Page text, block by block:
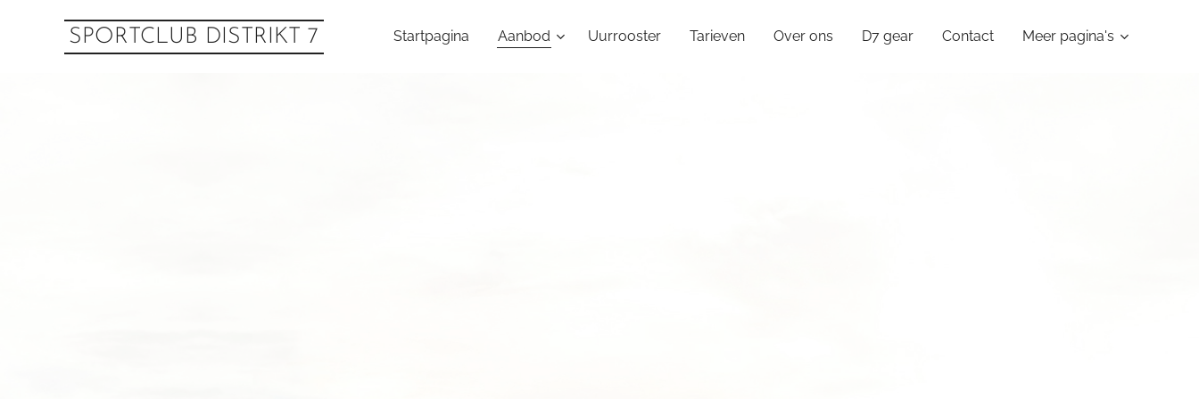
SPORTCLUB DISTRIKT 7 Startpagina Aanbod Uurrooster Tarieven Over ons D7 gear Contact Meer pagina's